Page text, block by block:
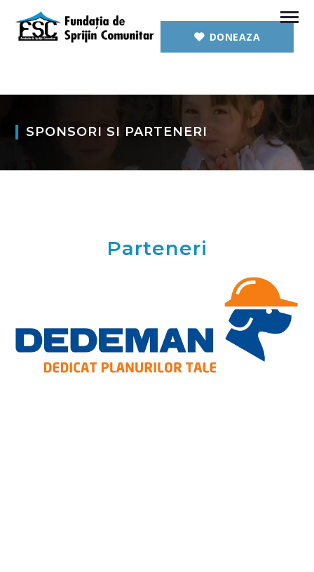
DONEAZA
SPONSORI SI PARTENERI
Parteneri